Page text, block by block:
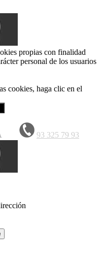
propias con finalidad
personal de los usuarios
cookies, haga clic en el
93 325 79 93